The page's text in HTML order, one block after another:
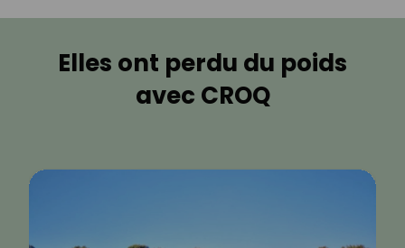
Elles ont perdu du poids
avec CROQ